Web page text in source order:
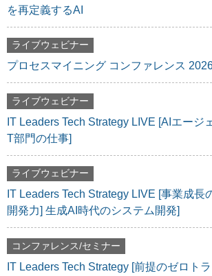
を再定義するAI
ライブウェビナー
プロセスマイニング コンファレンス
ライブウェビナー
IT Leaders Tech Strategy LIVE [AIエージ
T部門の仕事]
ライブウェビナー
IT Leaders Tech Strategy LIVE [事業成長
開発力] 生成AI時代のシステム開発]
コンファレンス/セミナー
IT Leaders Tech Strategy [前提のゼロト